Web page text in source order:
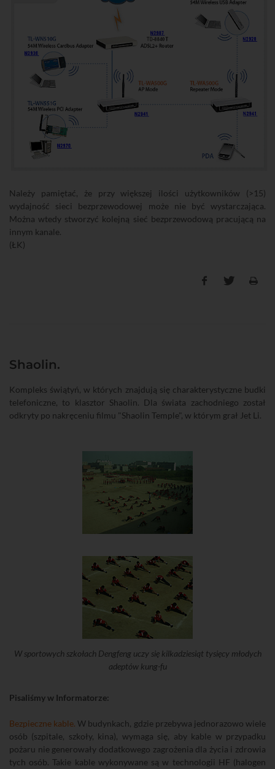
Należy pamiętać, że przy większej ilości użytkowników (>15)
wydajność sieci bezprzewodowej może nie być wystarczająca.
Można wtedy stworzyć kolejną sieć bezprzewodową pracującą na
innym kanale.
(ŁK)
Shaolin.
Kompleks świątyń, w których znajdują się charakterystyczne budki
telefoniczne, to klasztor Shaolin. Dla świata zachodniego został
odkryty po nakręceniu filmu "Shaolin Temple", w którym grał Jet Li.
W sportowych szkołach Dengfeng uczy się kilkadziesiąt tysięcy młodych
adeptów kung-fu
Pisaliśmy w Informatorze:
Bezpieczne kable. W budynkach, gdzie przebywa jednorazowo wiele
osób (szpitale, szkoły, kina), wymaga się, aby kable w przypadku
pożaru nie generowały dodatkowego zagrożenia dla życia i zdrowia
tych osób. Takie kable wykonywane są w technologii HF (halogen